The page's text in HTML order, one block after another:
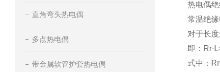
直角弯头热电偶
多点热电偶
带金属软管护套热电偶
热电偶
常温绝
对于长
即：
式中：